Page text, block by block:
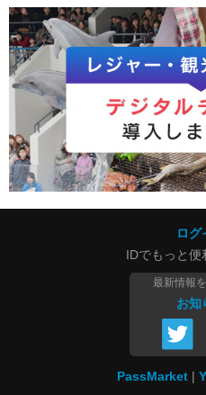
ログ
IDでもっと便
最新情報
お知
PassMarket